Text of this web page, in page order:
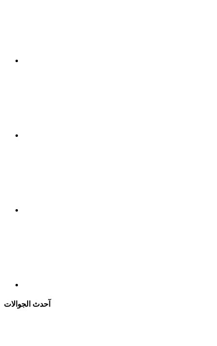
آحدث الجوالات